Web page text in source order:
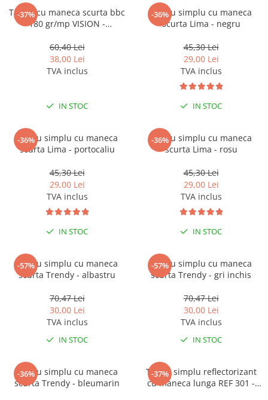
-37%
Tricou cu maneca scurta bbc
180 gr/mp VISION -
60,40 Lei
38,00 Lei
TVA inclus
IN STOC
-36%
Tricou simplu cu maneca
scurta Lima - negru
45,30 Lei
29,00 Lei
TVA inclus
IN STOC
-36%
Tricou simplu cu maneca
scurta Lima - portocaliu
45,30 Lei
29,00 Lei
TVA inclus
IN STOC
-36%
Tricou simplu cu maneca
scurta Lima - rosu
45,30 Lei
29,00 Lei
TVA inclus
IN STOC
-57%
Tricou simplu cu maneca
scurta Trendy - albastru
70,47 Lei
30,00 Lei
TVA inclus
IN STOC
-57%
Tricou simplu cu maneca
scurta Trendy - gri inchis
70,47 Lei
30,00 Lei
TVA inclus
IN STOC
-36%
Tricou simplu cu maneca
scurta Trendy - bleumarin
-37%
Tricou simplu reflectorizant
cu maneca lunga REF 301 -